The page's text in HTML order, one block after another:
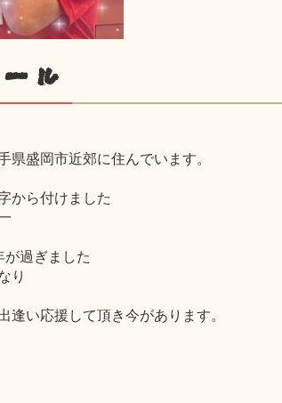
ル
県盛岡市近郊に住んでいます。
から付けました
が過ぎました
り
逢い応援して頂き今があります。